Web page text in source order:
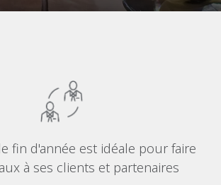
fin d'année est idéale pour faire
à ses clients et partenaires